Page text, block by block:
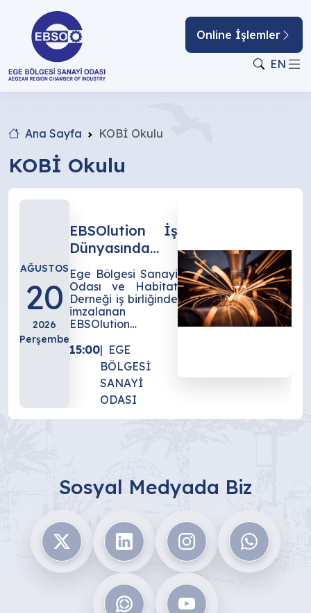
Online İşlemler
EN
Ana Sayfa KOBİ Okulu
KOBİ Okulu
AĞUSTOS
20
2026
Perşembe
EBSOlution İş
Dünyasında
Üretken Yapay
Zeka 101
Ege Bölgesi Sanayi
Odası ve Habitat
Derneği iş birliğinde
imzalanan
EBSOlution
kapsamında
planlanan ücretsiz
"İş Dünyasında
Üretken Yapay
Zeka 101" eğitimi;
15:00
EGE
BÖLGESİ
SANAYİ
ODASI
Sosyal Medyada Biz